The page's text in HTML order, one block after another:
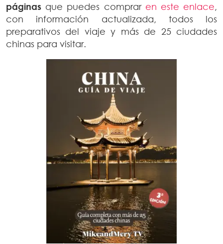
páginas que puedes comprar en este enlace,
con información actualizada, todos los
preparativos del viaje y más de 25 ciudades
chinas para visitar.